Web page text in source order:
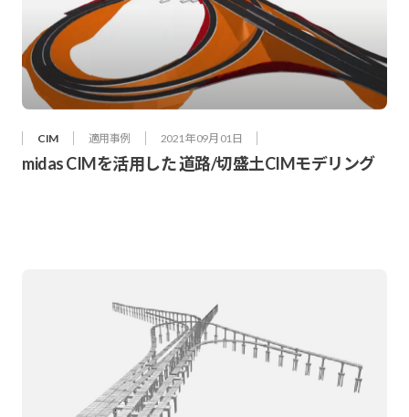
CIM 適用事例 2021年 09月 01日
midas CIMを活用した 道路/切盛土CIMモデリング